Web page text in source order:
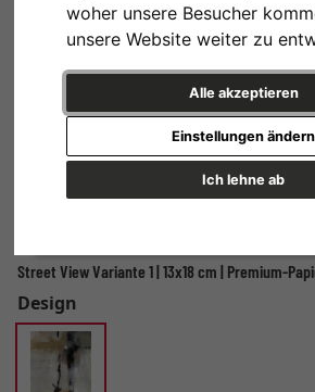
woher unsere Besucher
unsere Website weiter zu
Alle akzeptieren
Ich lehne ab
Einstellungen ändern
Street View Variante 1 | 13x18 cm | Premium-
Design